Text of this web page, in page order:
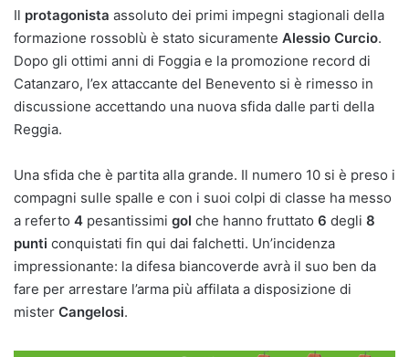
Il protagonista assoluto dei primi impegni stagionali della
formazione rossoblù è stato sicuramente Alessio Curcio.
Dopo gli ottimi anni di Foggia e la promozione record di
Catanzaro, l’ex attaccante del Benevento si è rimesso in
discussione accettando una nuova sfida dalle parti della
Reggia.
Una sfida che è partita alla grande. Il numero 10 si è preso i
compagni sulle spalle e con i suoi colpi di classe ha messo
a referto 4 pesantissimi gol che hanno fruttato 6 degli 8
punti conquistati fin qui dai falchetti. Un’incidenza
impressionante: la difesa biancoverde avrà il suo ben da
fare per arrestare l’arma più affilata a disposizione di
mister Cangelosi.